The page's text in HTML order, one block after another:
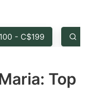
the
question
key
- C$199
Top